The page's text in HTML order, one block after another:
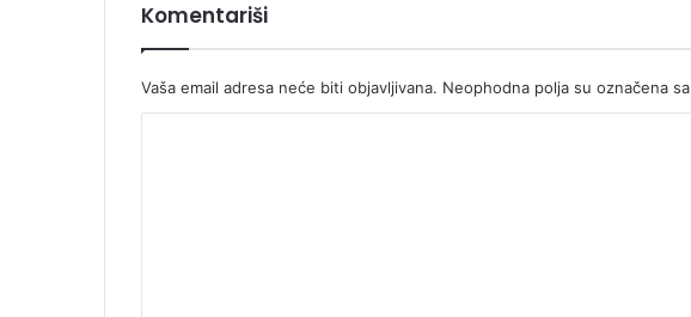
Komentariši
Vaša email adresa neće biti objavljivana. Neophodna polja su označena sa